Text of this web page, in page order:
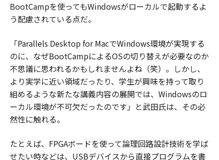
BootCampを使ってもWindowsがローカルで起動するよ
う配慮されている点だ。
「Parallels Desktop for MacでWindows環境が実現する
のに、なぜBootCampによるOSの切り替えが必要なのか
不思議に思われるかもしれませんよね（笑）。しかし、
より実学に近い領域だったり、学生が興味を持って取り
組めるような新たな講義内容の展開では、Windowsのロ
ーカル環境が不可欠だったのです」と武田氏は、その必
然性に触れる。
たとえば、FPGAボードを使って論理回路設計技術を学ば
せたい時などは、USBデバイスから直接プログラムを書